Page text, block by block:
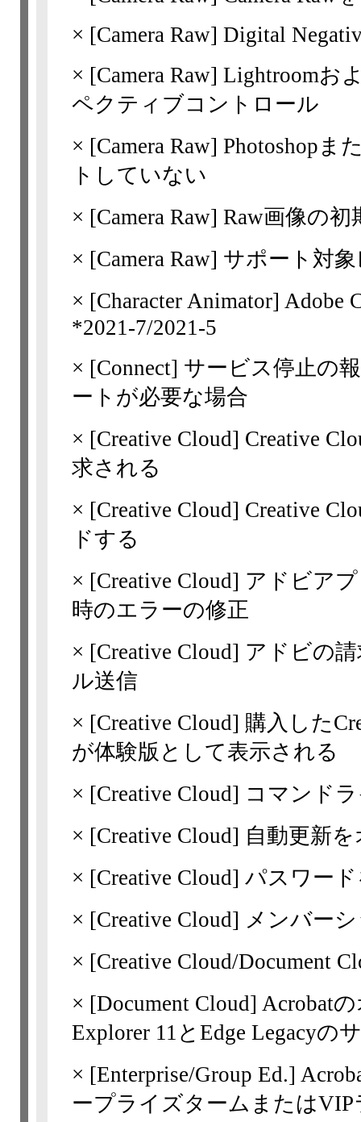
× [Camera Raw] Digital
× [Camera Raw] Lightroomお
ペクティブコントロール
× [Camera Raw] Photoshopま
トしていない
× [Camera Raw] Raw画像の初
× [Camera Raw] サポート対
× [Character Animator] Adobe
*2021-7/​2021-5
× [Connect] サービス停止の
ートが必要な場合
× [Creative Cloud] Creative
求される
× [Creative Cloud] Creative
ドする
× [Creative Cloud] アドビア
時のエラーの修正
× [Creative Cloud] アドビの
ル送信
× [Creative Cloud] 購入した
が体験版として表示される
× [Creative Cloud] コマンド
× [Creative Cloud] 自動更新
× [Creative Cloud] パスワー
× [Creative Cloud] メンバー
× [Creative Cloud/Document
× [Document Cloud] Acrobat
Explorer 11とEdge Legacyの
× [Enterprise/Group Ed.]
ープライズタームまたは